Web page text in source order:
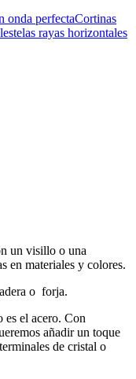
onda perfectaCortinas
telas rayas horizontales
un visillo o una
en materiales y colores.
o forja.
es el acero. Con
añadir un toque
de cristal o